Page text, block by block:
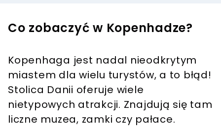
Co zobaczyć w Kopenhadze?
Kopenhaga jest nadal nieodkrytym
miastem dla wielu turystów, a to błąd!
Stolica Danii oferuje wiele
nietypowych atrakcji. Znajdują się tam
liczne muzea, zamki czy pałace.